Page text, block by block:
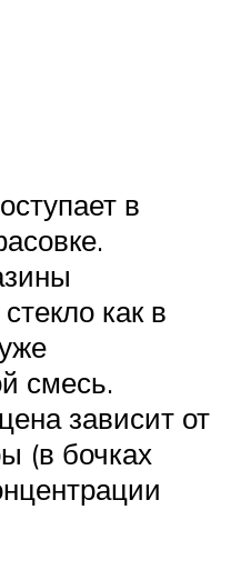
в
как в
смесь.
зависит от
(в бочках